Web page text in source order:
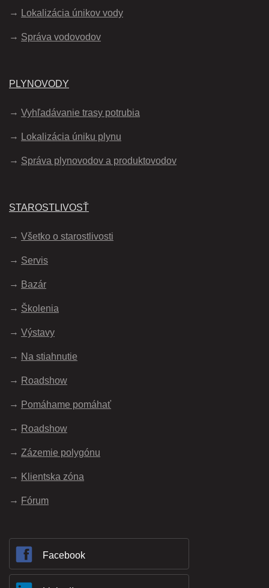
Lokalizácia únikov vody
Správa vodovodov
PLYNOVODY
Vyhľadávanie trasy potrubia
Lokalizácia úniku plynu
Správa plynovodov a produktovodov
STAROSTLIVOSŤ
Všetko o starostlivosti
Servis
Bazár
Školenia
Výstavy
Na stiahnutie
Roadshow
Pomáhame pomáhať
Roadshow
Zázemie polygónu
Klientska zóna
Fórum
Facebook